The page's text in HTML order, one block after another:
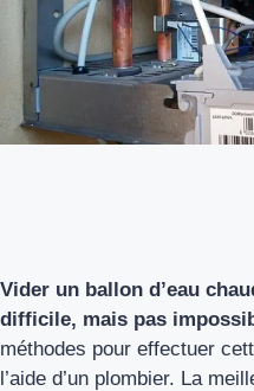
Vider un ballon d’eau
difficile, mais pas
méthodes pour effectuer
l’aide d’un plombier. La